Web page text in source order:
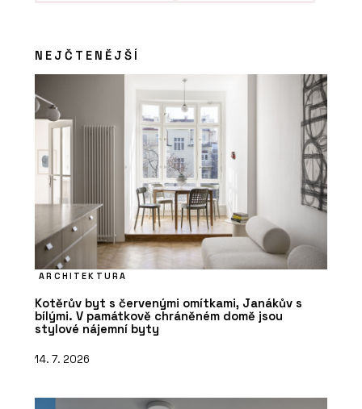
NEJČTENĚJŠÍ
ARCHITEKTURA
Kotěrův byt s červenými omítkami, Janákův s
bílými. V památkově chráněném domě jsou
stylové nájemní byty
14. 7. 2026